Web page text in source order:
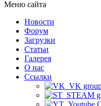
Меню сайта
Новости
Форум
Загрузки
Статьи
Галерея
О нас
Ссылки
VK
STEAM
Youtube